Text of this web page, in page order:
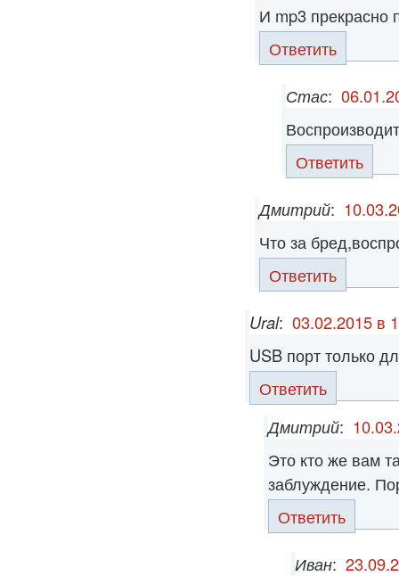
И mp3 прекрасно
Ответить
Стас:
Ответить
Дмитрий:
Что за
Ответить
Ural: 03.02.2015 в
USB порт только
Ответить
Дмитрий:
Это кто же вам
заблуждение.
Ответить
Иван: